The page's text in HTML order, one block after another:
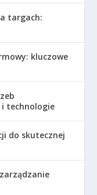
targach:
kluczowe
i technologie
do skutecznej